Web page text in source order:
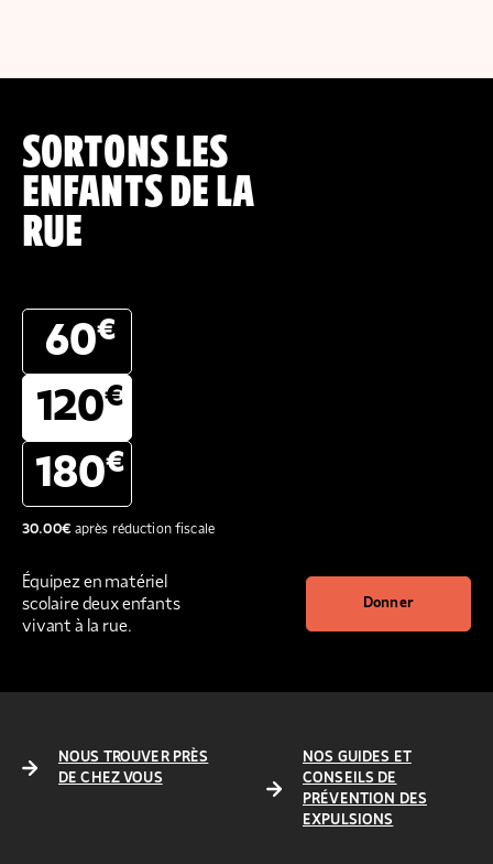
SORTONS LES
ENFANTS DE LA
RUE
60€
120€
180€
30.00€après réduction fiscale
Équipez en matériel
scolaire deux enfants
vivant à la rue.
Donner
NOUS TROUVER PRÈS
DE CHEZ VOUS
NOS GUIDES ET
CONSEILS DE
PRÉVENTION DES
EXPULSIONS